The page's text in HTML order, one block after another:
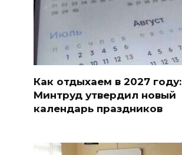
Как отдыхаем в 2027 году:
Минтруд утвердил новый
календарь праздников